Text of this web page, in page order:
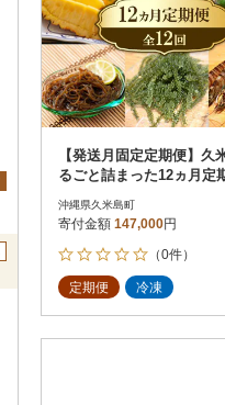
Amazon Pay
楽天ペイ
メルペイ
コンビニ支払い
ソフトバンクまとめて
d払い
金融機関(Pay-easy決済)
【発送月固定定期便】久
るごと詰まった12ヵ月定
回
沖縄県久米島町
寄付金額 147,000円
（0件）
定期便 冷凍